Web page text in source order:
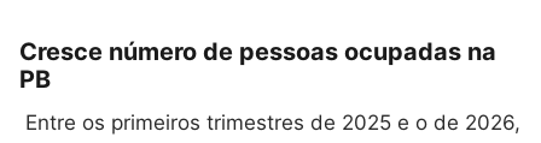
Cresce número de pessoas ocupadas na
PB
Entre os primeiros trimestres de 2025 e o de 2026,